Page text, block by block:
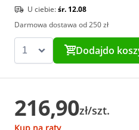
U ciebie:śr. 12.08
Darmowa dostawa od 250 zł
Dodajdo
216,90zł/szt.